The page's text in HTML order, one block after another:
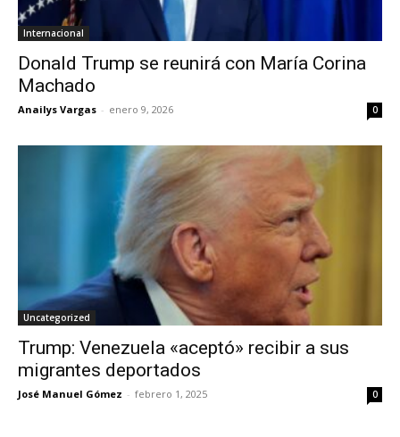
Internacional
Donald Trump se reunirá con María Corina
Machado
Anailys Vargas - enero 9, 2026 0
Uncategorized
Trump: Venezuela «aceptó» recibir a sus
migrantes deportados
José Manuel Gómez - febrero 1, 2025 0